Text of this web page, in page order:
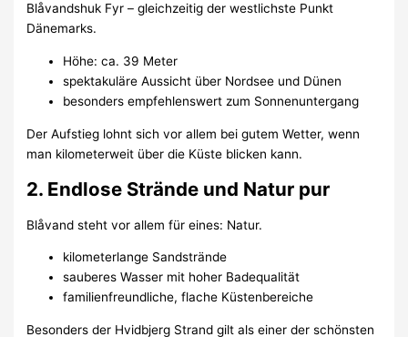
Blåvandshuk Fyr – gleichzeitig der westlichste Punkt
Dänemarks.
Höhe: ca. 39 Meter
spektakuläre Aussicht über Nordsee und Dünen
besonders empfehlenswert zum Sonnenuntergang
Der Aufstieg lohnt sich vor allem bei gutem Wetter, wenn
man kilometerweit über die Küste blicken kann.
2. Endlose Strände und Natur pur
Blåvand steht vor allem für eines: Natur.
kilometerlange Sandstrände
sauberes Wasser mit hoher Badequalität
familienfreundliche, flache Küstenbereiche
Besonders der Hvidbjerg Strand gilt als einer der schönsten